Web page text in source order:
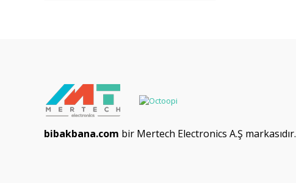
bibakbana.com bir Mertech Electronics A.Ş markasıdır.